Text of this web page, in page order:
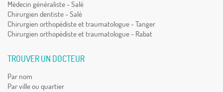
Médecin généraliste - Salé
Chirurgien dentiste - Salé
Chirurgien orthopédiste et traumatologue - Tanger
Chirurgien orthopédiste et traumatologue - Rabat
TROUVER UN DOCTEUR
Par nom
Par ville ou quartier